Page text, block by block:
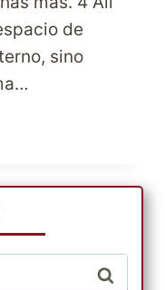
de
sino